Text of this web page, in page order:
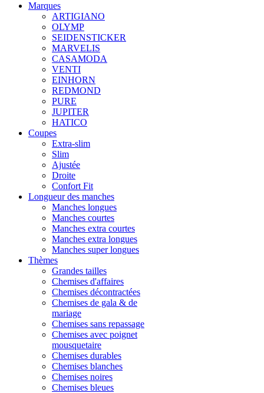
Marques
ARTIGIANO
OLYMP
SEIDENSTICKER
MARVELIS
CASAMODA
VENTI
EINHORN
REDMOND
PURE
JUPITER
HATICO
Coupes
Extra-slim
Slim
Ajustée
Droite
Confort Fit
Longueur des manches
Manches longues
Manches courtes
Manches extra courtes
Manches extra longues
Manches super longues
Thèmes
Grandes tailles
Chemises d'affaires
Chemises décontractées
Chemises de gala & de
mariage
Chemises sans repassage
Chemises avec poignet
mousquetaire
Chemises durables
Chemises blanches
Chemises noires
Chemises bleues